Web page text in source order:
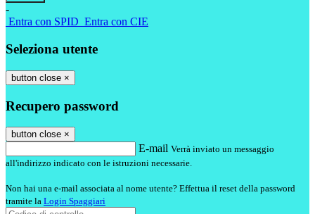
-
Entra con SPID Entra con CIE
Seleziona utente
button close ×
Recupero password
button close ×
E-mail Verrà inviato un messaggio
all'indirizzo indicato con le istruzioni necessarie.
Non hai una e-mail associata al nome utente? Effettua il reset della password
tramite la Login Spaggiari